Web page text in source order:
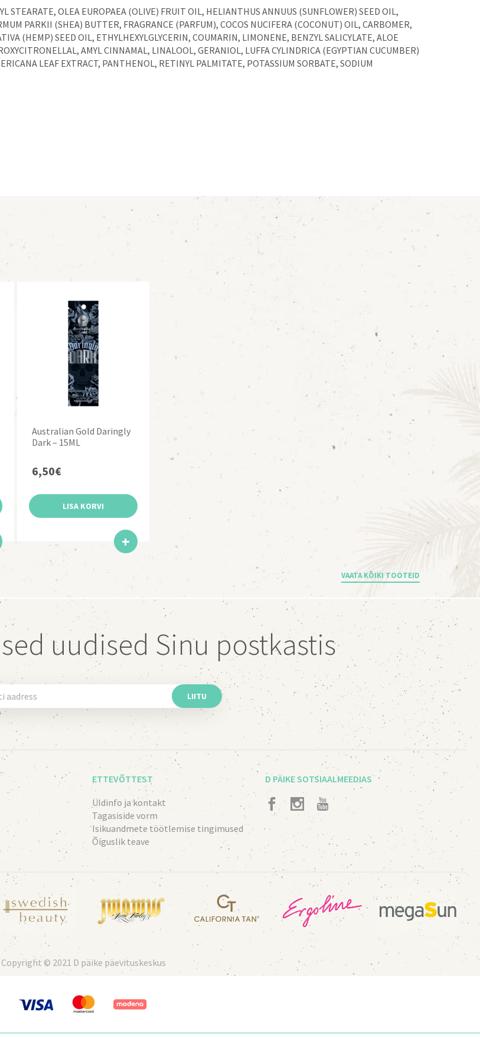
STEARATE, OLEA EUROPAEA (OLIVE) FRUIT OIL, HELIANTHUS ANNUUS (SUNFLOWER) SEED OIL,
PARKII (SHEA) BUTTER, FRAGRANCE (PARFUM), COCOS NUCIFERA (COCONUT) OIL, CARBOMER,
(HEMP) SEED OIL, ETHYLHEXYLGLYCERIN, COUMARIN, LIMONENE, BENZYL SALICYLATE, ALOE
AMYL CINNAMAL, LINALOOL, GERANIOL, LUFFA CYLINDRICA (EGYPTIAN CUCUMBER)
LEAF EXTRACT, PANTHENOL, RETINYL PALMITATE, POTASSIUM SORBATE, SODIUM
Australian Gold Daringly
Dark – 15ML
6,50€
LISA KORVI
VAATA KÕIKI TOOTEID
uudised Sinu postkastis
LIITU
ETTEVÕTTEST
Üldinfo ja kontakt
Tagasiside vorm
Isikuandmete töötlemise tingimused
Õiguslik teave
D PÄIKE SOTSIAALMEEDIAS
Copyright © 2021 D päike päevituskeskus